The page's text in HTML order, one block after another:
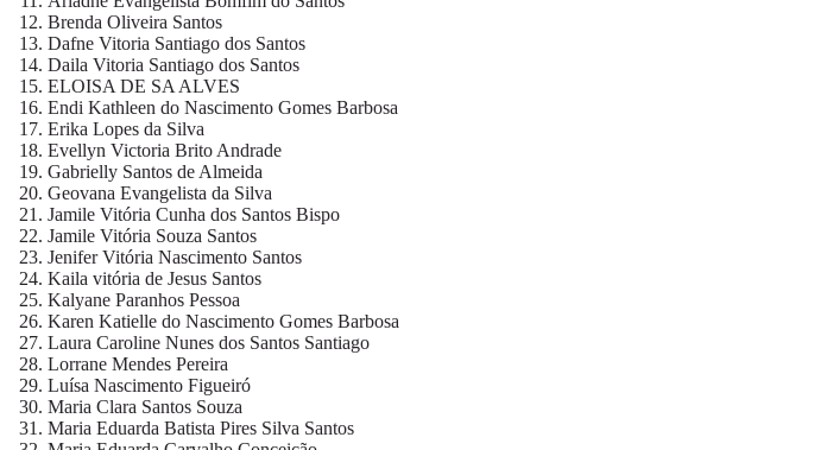
Brenda Oliveira Santos
Dafne Vitoria Santiago dos Santos
Daila Vitoria Santiago dos Santos
ELOISA DE SA ALVES
Endi Kathleen do Nascimento Gomes Barbosa
Erika Lopes da Silva
Evellyn Victoria Brito Andrade
Gabrielly Santos de Almeida
Geovana Evangelista da Silva
Jamile Vitória Cunha dos Santos Bispo
Jamile Vitória Souza Santos
Jenifer Vitória Nascimento Santos
Kaila vitória de Jesus Santos
Kalyane Paranhos Pessoa
Karen Katielle do Nascimento Gomes Barbosa
Laura Caroline Nunes dos Santos Santiago
Lorrane Mendes Pereira
Luísa Nascimento Figueiró
Maria Clara Santos Souza
Maria Eduarda Batista Pires Silva Santos